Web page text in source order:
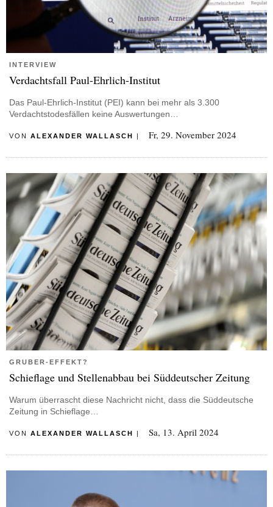
INTERVIEW
Verdachtsfall Paul-Ehrlich-Institut
Das Paul-Ehrlich-Institut (PEI) kann bei mehr als 3.300
Verdachtstodesfällen keine Auswertungen…
VON ALEXANDER WALLASCH Fr, 29. November 2024
GRUBER-EFFEKT?
Schieflage und Stellenabbau bei Süddeutscher Zeitung
Warum überrascht diese Nachricht nicht, dass die Süddeutsche
Zeitung in Schieflage…
VON ALEXANDER WALLASCH | Sa, 13. April 2024